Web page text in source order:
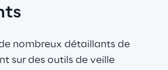
nombreux détaillants de
sur des outils de veille